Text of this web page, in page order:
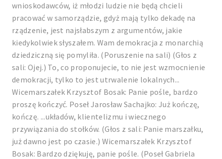
wnioskodawców, iż młodzi ludzie nie będą chcieli
pracować w samorządzie, gdyż mają tylko dekadę na
rządzenie, jest najsłabszym z argumentów, jakie
kiedykolwiek słyszałem. Wam demokracja z monarchią
dziedziczną się pomyliła. (Poruszenie na sali) (Głos z
sali: Ojej.) To, co proponujecie, to nie jest wzmocnienie
demokracji, tylko to jest utrwalenie lokalnych...
Wicemarszałek Krzysztof Bosak: Panie pośle, bardzo
proszę kończyć. Poseł Jarosław Sachajko: Już kończę,
kończę. ...układów, klientelizmu i wiecznego
przywiązania do stołków. (Głos z sali: Panie marszałku,
już dawno jest po czasie.) Wicemarszałek Krzysztof
Bosak: Bardzo dziękuję, panie pośle. (Poseł Gabriela